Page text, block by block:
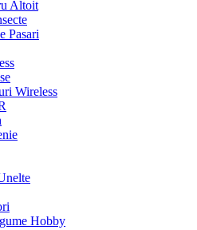
Altoit
Pasari
Wireless
Hobby